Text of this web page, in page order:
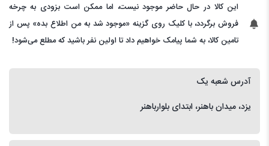
این کالا در حال حاضر موجود نیست، اما ممکن است بزودی به چرخه
فروش برگردد، با کلیک روی گزینه «موجود شد به من اطلاع بده» پس از
تامین کالا، به شما پیامک خواهیم داد تا اولین نفر باشید که مطلع می‌شود!
آدرس شعبه یک
یزد، میدان باهنر، ابتدای بلوارباهنر